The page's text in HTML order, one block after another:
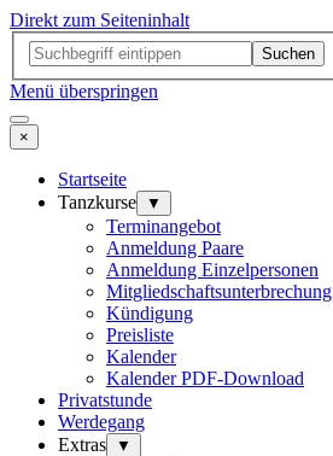
Direkt zum Seiteninhalt
Suchen
Menü überspringen
×
Startseite
Tanzkurse
▼
Terminangebot
Anmeldung Paare
Anmeldung Einzelpersonen
Mitgliedschaftsunterbrechung
Kündigung
Preisliste
Kalender
Kalender PDF-Download
Privatstunde
Werdegang
Extras
▼